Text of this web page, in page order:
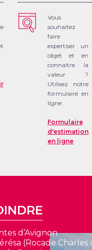
Vous
souhaitez
faire
expertiser un
objet et en
connaitre la
valeur ?
Utilisez notre
formulaire en
ligne.
Formulaire
d'estimation
en ligne
d’Avignon
(Rocade Charles